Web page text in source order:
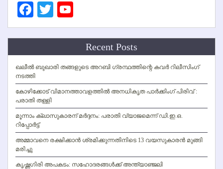
Facebook
Twitter
Channel
Recent Posts
ഖലീല്‍ ബുഖാരി തങ്ങളുടെ അറബി ഗ്രന്ഥത്തിന്റെ കവര്‍ റിലീസിംഗ്
നടത്തി
കോഴിക്കോട് വിമാനത്താവളത്തില്‍ അനധികൃത പാര്‍ക്കിംഗ് പിരിവ് :
പരാതി തള്ളി
മൂന്നാം ക്ലാസുകാരന് മര്‍ദ്ദനം: പരാതി വ്യാജമെന്ന് ഡി.ഇ.ഒ.
റിപ്പോര്‍ട്ട്
അമ്മാവനെ രക്ഷിക്കാന്‍ ശ്രമിക്കുന്നതിനിടെ 13 വയസുകാരന്‍ മുങ്ങി
മരിച്ചു
കൃഷ്ണഗിരി അപകടം: സഹോദരങ്ങള്‍ക്ക് അന്ത്യാഞ്ജലി